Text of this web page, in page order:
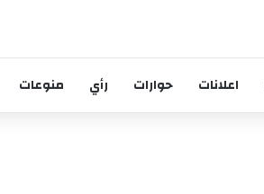
اعلانات حوارات رأي منوعات